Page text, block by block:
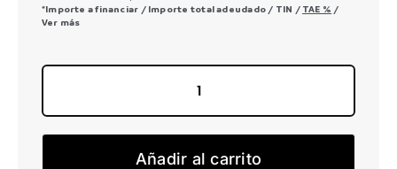
*Importe a financiar / Importe total adeudado / TIN / TAE % /
Ver más
Foil
30
Añadir al carrito